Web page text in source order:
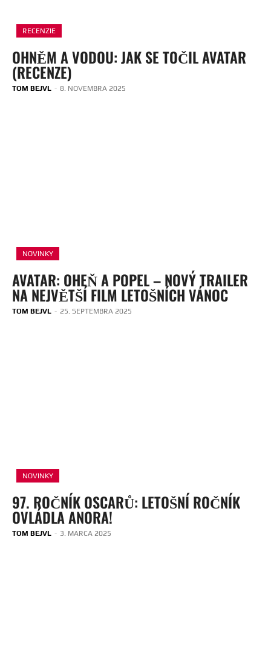
RECENZIE
OHNĚM A VODOU: JAK SE TOČIL AVATAR
(RECENZE)
TOM BEJVL - 8. NOVEMBRA 2025
NOVINKY
AVATAR: OHEŇ A POPEL – NOVÝ TRAILER
NA NEJVĚTŠÍ FILM LETOŠNÍCH VÁNOC
TOM BEJVL - 25. SEPTEMBRA 2025
NOVINKY
97. ROČNÍK OSCARŮ: LETOŠNÍ ROČNÍK
OVLÁDLA ANORA!
TOM BEJVL - 3. MARCA 2025